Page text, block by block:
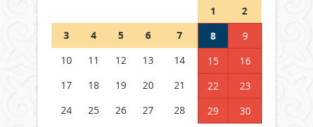
Шетелде жүрген Қазақстан
азаматтары қалай дауыс бере
1
2
3
4 5 6 7 8
9
10
11 12 13 14 15
16
17
18 19 20 21 22
23
24
25 26 27 28 29
30